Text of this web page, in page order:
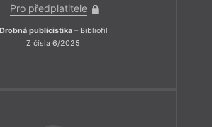
Pro předplatitele
Drobná publicistika– Bibliofil
Z čísla 6/2025